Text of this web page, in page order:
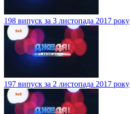
198 випуск за 3 листопада 2017 року
197 випуск за 2 листопада 2017 року